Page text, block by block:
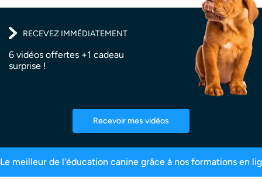
RECEVEZ IMMÉDIATEMENT
6 vidéos offertes +1 cadeau
surprise !
Recevoir mes vidéos
inscrits 99,6% de satisfaction 2,5